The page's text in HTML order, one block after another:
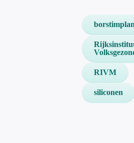
RIVM
siliconen